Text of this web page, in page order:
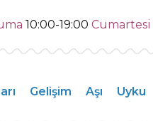
10:00-19:00 Cumartesi
Gelişim Aşı Uyku